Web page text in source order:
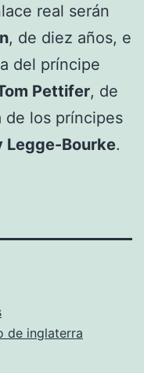
real serán
, de diez años, e
del príncipe
Pettifer, de
de los príncipes
Legge-Bourke.
de inglaterra